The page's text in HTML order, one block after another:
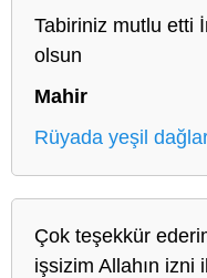
Tabiriniz mutlu etti
olsun
Mahir
Rüyada yeşil
Çok teşekkür
işsizim Allahın izni